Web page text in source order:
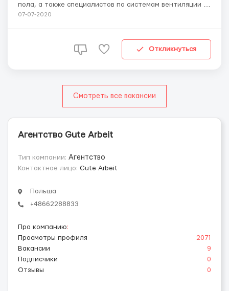
пола, а также специалистов по системам вентиляции и
кондиционирования Работа в Германии - Frankfurt am
07-07-2020
Откликнуться
Смотреть все вакансии
Агентство Gute Arbeit
Тип компании: Агентство
Контактное лицо: Gute Arbeit
Польша
+48662288833
Про компанию:
Просмотры профиля
2071
Вакансии
9
Подписчики
0
Отзывы
0